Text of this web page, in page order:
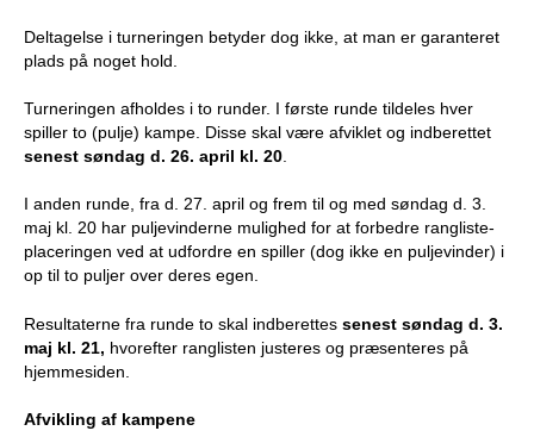
s
K
u
b
Deltagelse i turneringen betyder dog ikke, at man er garanteret
plads på noget hold.
Turneringen afholdes i to runder. I første runde tildeles hver
spiller to (pulje) kampe. Disse skal være afviklet og indberettet
senest søndag d. 26. april kl. 20.
I anden runde, fra d. 27. april og frem til og med søndag d. 3.
maj kl. 20 har puljevinderne mulighed for at forbedre rangliste-
placeringen ved at udfordre en spiller (dog ikke en puljevinder) i
op til to puljer over deres egen.
Resultaterne fra runde to skal indberettes senest søndag d. 3.
maj kl. 21, hvorefter ranglisten justeres og præsenteres på
hjemmesiden.
Afvikling af kampene